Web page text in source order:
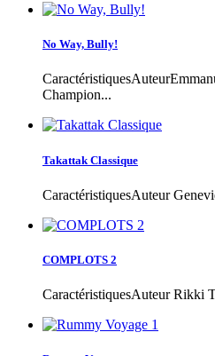
No Way, Bully!
Champion...
Takattak Classique
CaractéristiquesAuteur
COMPLOTS 2
CaractéristiquesAuteur Rikki